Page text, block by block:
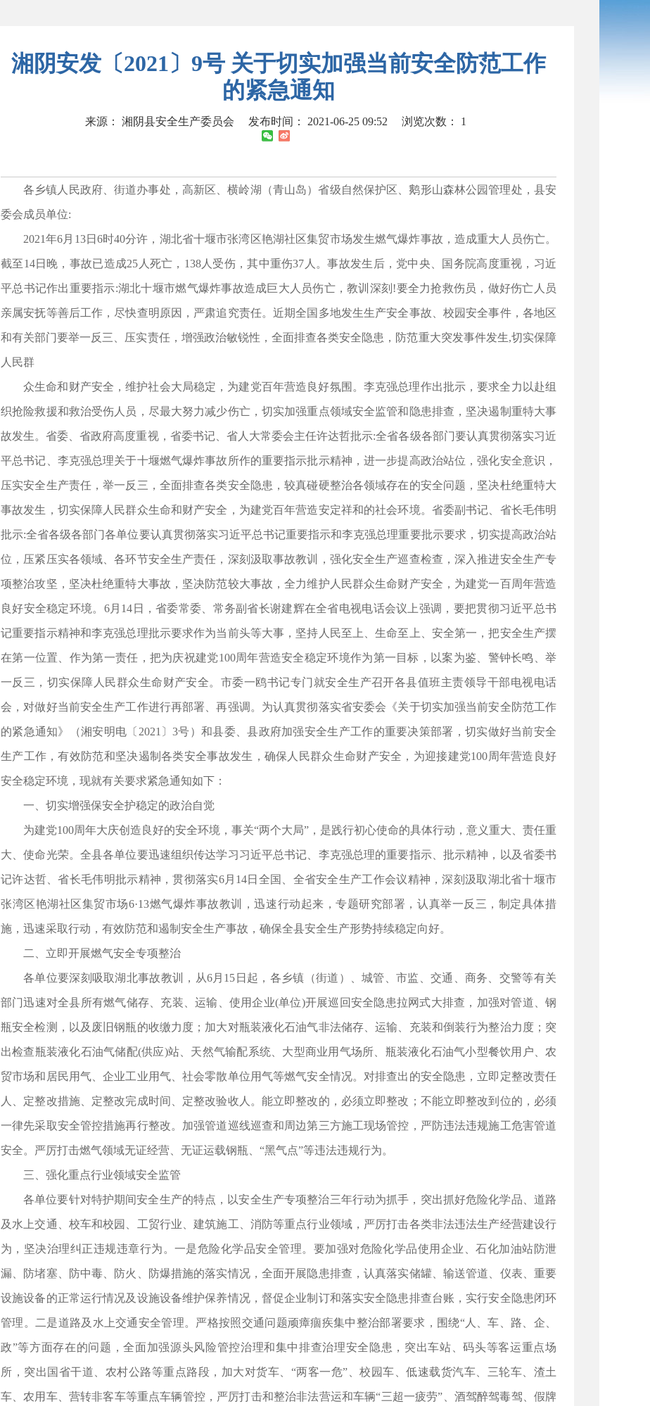
湘阴安发〔2021〕9号 关于切实加强当前安全防范工作
的紧急通知
来源： 湘阴县安全生产委员会 发布时间： 2021-06-25 09:52 浏览次数： 1
各乡镇人民政府、街道办事处，高新区、横岭湖（青山岛）省级自然保护区、鹅形山森林公园管理处，县安
委会成员单位:
2021年6月13日6时40分许，湖北省十堰市张湾区艳湖社区集贸市场发生燃气爆炸事故，造成重大人员伤亡。
截至14日晚，事故已造成25人死亡，138人受伤，其中重伤37人。事故发生后，党中央、国务院高度重视，习近
平总书记作出重要指示:湖北十堰市燃气爆炸事故造成巨大人员伤亡，教训深刻!要全力抢救伤员，做好伤亡人员
亲属安抚等善后工作，尽快查明原因，严肃追究责任。近期全国多地发生生产安全事故、校园安全事件，各地区
和有关部门要举一反三、压实责任，增强政治敏锐性，全面排查各类安全隐患，防范重大突发事件发生,切实保障
人民群
众生命和财产安全，维护社会大局稳定，为建党百年营造良好氛围。李克强总理作出批示，要求全力以赴组
织抢险救援和救治受伤人员，尽最大努力减少伤亡，切实加强重点领域安全监管和隐患排查，坚决遏制重特大事
故发生。省委、省政府高度重视，省委书记、省人大常委会主任许达哲批示:全省各级各部门要认真贯彻落实习近
平总书记、李克强总理关于十堰燃气爆炸事故所作的重要指示批示精神，进一步提高政治站位，强化安全意识，
压实安全生产责任，举一反三，全面排查各类安全隐患，较真碰硬整治各领域存在的安全问题，坚决杜绝重特大
事故发生，切实保障人民群众生命和财产安全，为建党百年营造安定祥和的社会环境。省委副书记、省长毛伟明
批示:全省各级各部门各单位要认真贯彻落实习近平总书记重要指示和李克强总理重要批示要求，切实提高政治站
位，压紧压实各领域、各环节安全生产责任，深刻汲取事故教训，强化安全生产巡查检查，深入推进安全生产专
项整治攻坚，坚决杜绝重特大事故，坚决防范较大事故，全力维护人民群众生命财产安全，为建党一百周年营造
良好安全稳定环境。6月14日，省委常委、常务副省长谢建辉在全省电视电话会议上强调，要把贯彻习近平总书
记重要指示精神和李克强总理批示要求作为当前头等大事，坚持人民至上、生命至上、安全第一，把安全生产摆
在第一位置、作为第一责任，把为庆祝建党100周年营造安全稳定环境作为第一目标，以案为鉴、警钟长鸣、举
一反三，切实保障人民群众生命财产安全。市委一鸥书记专门就安全生产召开各县值班主责领导干部电视电话
会，对做好当前安全生产工作进行再部署、再强调。为认真贯彻落实省安委会《关于切实加强当前安全防范工作
的紧急通知》（湘安明电〔2021〕3号）和县委、县政府加强安全生产工作的重要决策部署，切实做好当前安全
生产工作，有效防范和坚决遏制各类安全事故发生，确保人民群众生命财产安全，为迎接建党100周年营造良好
安全稳定环境，现就有关要求紧急通知如下：
一、切实增强保安全护稳定的政治自觉
为建党100周年大庆创造良好的安全环境，事关“两个大局”，是践行初心使命的具体行动，意义重大、责任重
大、使命光荣。全县各单位要迅速组织传达学习习近平总书记、李克强总理的重要指示、批示精神，以及省委书
记许达哲、省长毛伟明批示精神，贯彻落实6月14日全国、全省安全生产工作会议精神，深刻汲取湖北省十堰市
张湾区艳湖社区集贸市场6·13燃气爆炸事故教训，迅速行动起来，专题研究部署，认真举一反三，制定具体措
施，迅速采取行动，有效防范和遏制安全生产事故，确保全县安全生产形势持续稳定向好。
二、立即开展燃气安全专项整治
各单位要深刻吸取湖北事故教训，从6月15日起，各乡镇（街道）、城管、市监、交通、商务、交警等有关
部门迅速对全县所有燃气储存、充装、运输、使用企业(单位)开展巡回安全隐患拉网式大排查，加强对管道、钢
瓶安全检测，以及废旧钢瓶的收缴力度；加大对瓶装液化石油气非法储存、运输、充装和倒装行为整治力度；突
出检查瓶装液化石油气储配(供应)站、天然气输配系统、大型商业用气场所、瓶装液化石油气小型餐饮用户、农
贸市场和居民用气、企业工业用气、社会零散单位用气等燃气安全情况。对排查出的安全隐患，立即定整改责任
人、定整改措施、定整改完成时间、定整改验收人。能立即整改的，必须立即整改；不能立即整改到位的，必须
一律先采取安全管控措施再行整改。加强管道巡线巡查和周边第三方施工现场管控，严防违法违规施工危害管道
安全。严厉打击燃气领域无证经营、无证运载钢瓶、“黑气点”等违法违规行为。
三、强化重点行业领域安全监管
各单位要针对特护期间安全生产的特点，以安全生产专项整治三年行动为抓手，突出抓好危险化学品、道路
及水上交通、校车和校园、工贸行业、建筑施工、消防等重点行业领域，严厉打击各类非法违法生产经营建设行
为，坚决治理纠正违规违章行为。一是危险化学品安全管理。要加强对危险化学品使用企业、石化加油站防泄
漏、防堵塞、防中毒、防火、防爆措施的落实情况，全面开展隐患排查，认真落实储罐、输送管道、仪表、重要
设施设备的正常运行情况及设施设备维护保养情况，督促企业制订和落实安全隐患排查台账，实行安全隐患闭环
管理。二是道路及水上交通安全管理。严格按照交通问题顽瘴痼疾集中整治部署要求，围绕“人、车、路、企、
政”等方面存在的问题，全面加强源头风险管控治理和集中排查治理安全隐患，突出车站、码头等客运重点场
所，突出国省干道、农村公路等重点路段，加大对货车、“两客一危”、校园车、低速载货汽车、三轮车、渣土
车、农用车、营转非客车等重点车辆管控，严厉打击和整治非法营运和车辆“三超一疲劳”、酒驾醉驾毒驾、假牌